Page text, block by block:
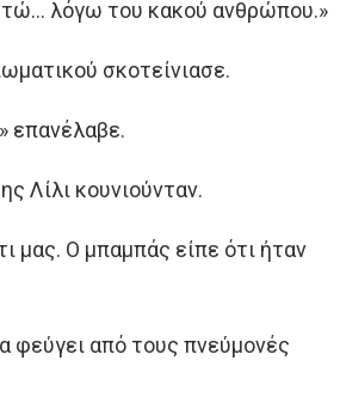
λόγω του κακού ανθρώπου.»
σκοτείνιασε.
επανέλαβε.
Λίλι κουνιούνταν.
μας. Ο μπαμπάς είπε ότι ήταν
φεύγει από τους πνεύμονές